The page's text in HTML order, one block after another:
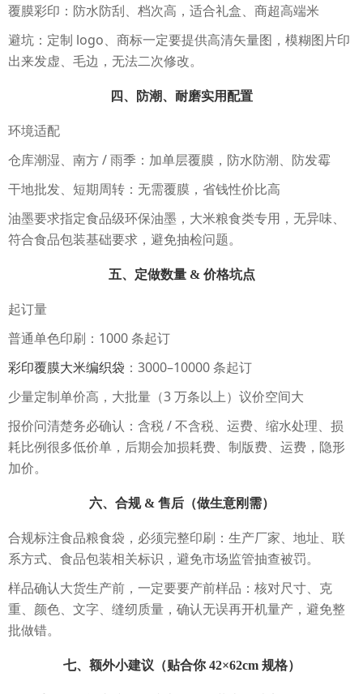
覆膜彩印：防水防刮、档次高，适合礼盒、商超高端米
避坑：定制 logo、商标一定要提供高清矢量图，模糊图片印
出来发虚、毛边，无法二次修改。
四、防潮、耐磨实用配置
环境适配
仓库潮湿、南方 / 雨季：加单层覆膜，防水防潮、防发霉
干地批发、短期周转：无需覆膜，省钱性价比高
油墨要求指定食品级环保油墨，大米粮食类专用，无异味、
符合食品包装基础要求，避免抽检问题。
五、定做数量 & 价格坑点
起订量
普通单色印刷：1000 条起订
彩印覆膜大米编织袋 ：3000–10000 条起订
少量定制单价高，大批量（3 万条以上）议价空间大
报价问清楚务必确认：含税 / 不含税、运费、缩水处理、损
耗比例很多低价单，后期会加损耗费、制版费、运费，隐形
加价。
六、合规 & 售后（做生意刚需）
合规标注食品粮食袋，必须完整印刷：生产厂家、地址、联
系方式、食品包装相关标识，避免市场监管抽查被罚。
样品确认大货生产前，一定要要产前样品：核对尺寸、克
重、颜色、文字、缝纫质量，确认无误再开机量产，避免整
批做错。
七、额外小建议（贴合你 42×62cm 规格）